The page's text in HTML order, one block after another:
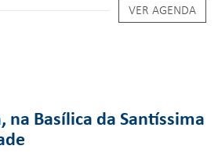
VER AGENDA
na Basílica da Santíssima